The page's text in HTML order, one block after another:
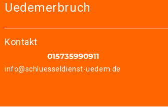
Uedemerbruch
Kontakt
info@schluesseldienst-uedem.de